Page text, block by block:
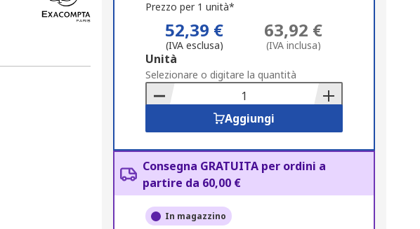
Prezzo per 1 unità*
52,39 €
(IVA esclusa)
63,92 €
(IVA inclusa)
Add
to
Basket
Unità
Selezionare o digitare la quantità
Aggiungi
Consegna GRATUITA per ordini a
partire da 60,00 €
In magazzino